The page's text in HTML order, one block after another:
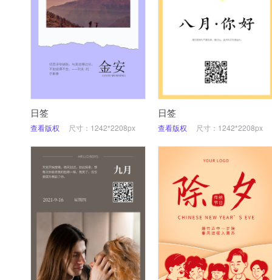
日签
查看版权 尺寸：1242*2208px
日签
查看版权 尺寸：1242*2208px